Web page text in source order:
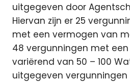
uitgegeven door
Hiervan zijn er 25
met een vermogen van
48 vergunningen met
variërend van 50 – 100
uitgegeven vergunningen